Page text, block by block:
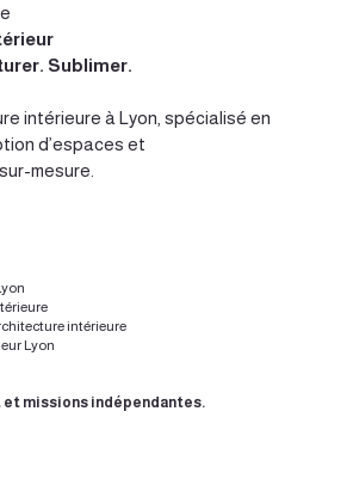
. Sublimer.
intérieure à Lyon , spécialisé en
d’espaces et
mesure.
intérieure
Lyon
missions indépendantes.